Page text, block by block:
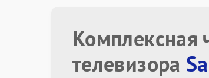
Комплексная
телевизора